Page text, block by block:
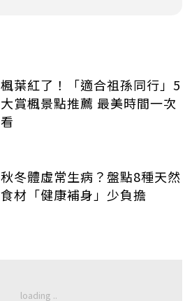
楓葉紅了！「適合祖孫同行」5
大賞楓景點推薦 最美時間一次
看
秋冬體虛常生病？盤點8種天然
食材「健康補身」少負擔